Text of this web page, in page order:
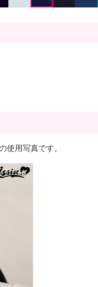
用写真です。